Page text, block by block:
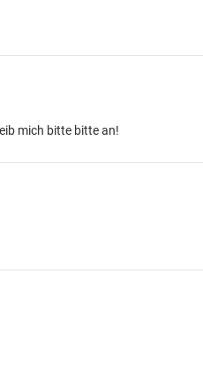
mich bitte bitte an!